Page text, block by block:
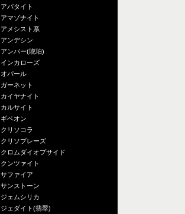
アパタイト
アマゾナイト
アメシスト系
アンデシン
アンバー(琥珀)
インカローズ
オパール
ガーネット
カイヤナイト
カルサイト
ギベオン
クリソコラ
クリソプレーズ
クロムダイオプサイド
クンツァイト
サファイア
サンストーン
ジェムシリカ
ジェダイト(翡翠)